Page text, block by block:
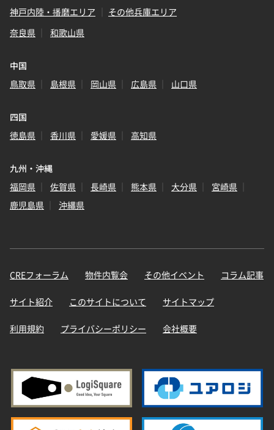
神戸内陸・播磨エリア
その他兵庫エリア
奈良県
和歌山県
中国
鳥取県
島根県 岡山県 広島県 山口県
四国
徳島県
香川県 愛媛県 高知県
九州・沖縄
福岡県
佐賀県 長崎県 熊本県 大分県
宮崎県
鹿児島県
沖縄県
CREフォーラム 物件内覧会 その他イベント コラム記事
サイト紹介 このサイトについて サイトマップ
利用規約 プライバシーポリシー 会社概要